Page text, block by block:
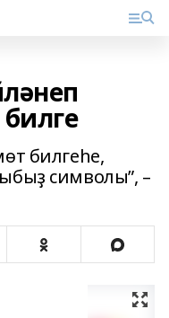
билгеһе,
символы”, –